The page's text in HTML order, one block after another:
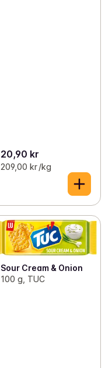
20,90 kr
209,00 kr /kg
Sour Cream & Onion
100 g, TUC